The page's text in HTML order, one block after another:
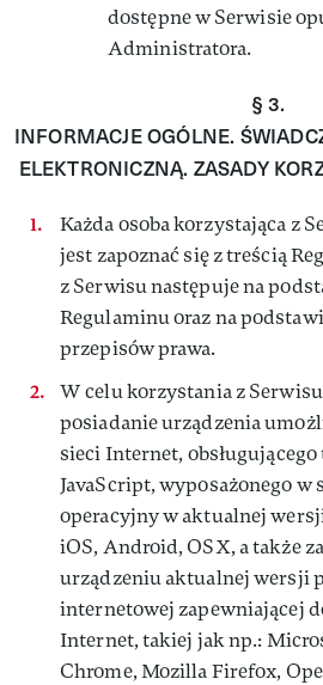
dostępne w Serwisie
Administratora.
§ 3.
INFORMACJE OGÓLNE.
ELEKTRONICZNĄ. ZASADY
Każda osoba korzystająca z
jest zapoznać się z treścią
z Serwisu następuje na
Regulaminu oraz na
przepisów prawa.
W celu korzystania z
posiadanie urządzenia
sieci Internet,
JavaScript, wyposażonego w
operacyjny w aktualnej
iOS, Android, OSX, a także
urządzeniu aktualnej wersji
internetowej zapewniającej
Internet, takiej jak np.:
Chrome, Mozilla Firefox,